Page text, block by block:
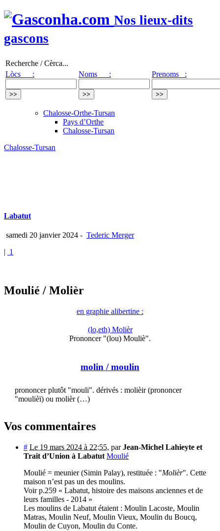
Nos lieux-dits
gascons
Recherche / Cèrca...
Lòcs :
Noms : Prenoms :
Chalosse-Orthe-Tursan
Pays d’Orthe
Chalosse-Tursan
Chalosse-Tursan
Labatut
samedi 20 janvier 2024 - Tederic Merger
| 1
Moulié / Molièr
en graphie alibertine :
(lo,eth) Molièr
Prononcer "(lou) Mouliè".
molin / moulin
prononcer plutôt "mouli". dérivés : molièir (prononcer
"moulièï) ou molièr (…)
Vos commentaires
# Le 19 mars 2024 à 22:55, parJean-Michel Lahieyte et
Trait d’Union à Labatut Moulié
Moulié = meunier (Simin Palay), restituée : "Molièr". Cette
maison n’est pas un des moulins.
Voir p.259 « Labatut, histoire des maisons anciennes et de
leurs familles - 2014 »
Les moulins de Labatut étaient : Moulin Lacoste, Moulin
Matras, Moulin Neuf, Moulin Vieux, Moulin du Boucq,
Moulin de Cuyon, Moulin du Conte.